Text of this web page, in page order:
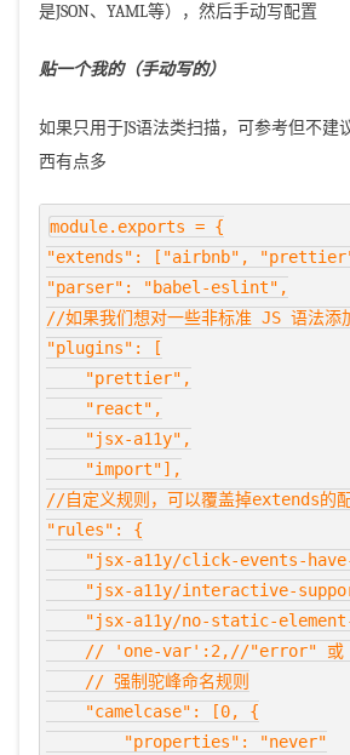
是JSON、YAML等），然后手动写配置
贴一个我的（手动写的）
如果只用于JS语法类扫描，可参考但不建
西有点多
module.exports = {
"extends": ["airbnb",
"parser": "babel-eslint",
//如果我们想对一些非标准 JS 语法
"plugins": [
    "prettier",
    "react",
    "jsx-a11y",
    "import"],
//自定义规则，可以覆盖掉extends的配
"rules": {
"jsx-a11y/click-events-
"jsx-a11y/interactive-
"jsx-a11y/no-static-
// 'one-var':2,//"error" 或
    // 强制驼峰命名规则
    "camelcase": [0, {
        "properties": "never"